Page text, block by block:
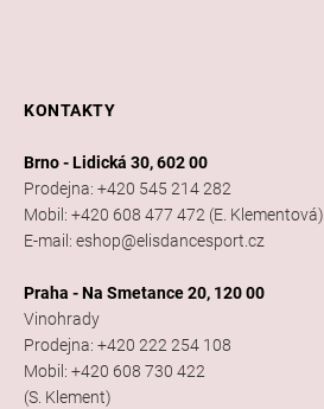
KONTAKTY
Brno - Lidická 30, 602 00
Prodejna: +420 545 214 282
Mobil: +420 608 477 472 (E. Klementová)
E-mail: eshop@elisdancesport.cz
Praha - Na Smetance 20, 120 00
Vinohrady
Prodejna: +420 222 254 108
Mobil: +420 608 730 422
(S. Klement)